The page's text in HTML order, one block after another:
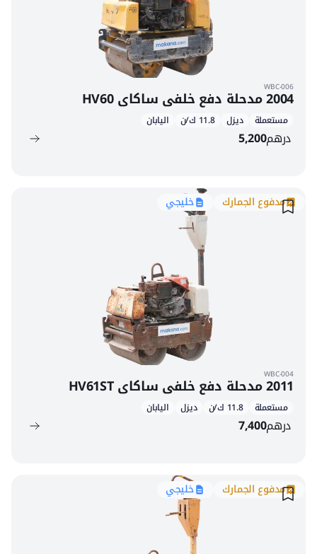
WBC-006
2004 مدحلة دفع خلفي ساكاي HV60
مستعملة ديزل 11.8 ك/ن اليابان
درهم5,200
مدفوع الجمارك خليجي
WBC-004
2011 مدحلة دفع خلفي ساكاي HV61ST
مستعملة 11.8 ك/ن ديزل اليابان
درهم7,400
مدفوع الجمارك خليجي